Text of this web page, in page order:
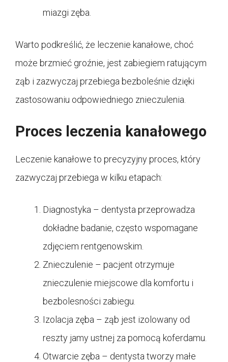
miazgi zęba.
Warto podkreślić, że leczenie kanałowe, choć
może brzmieć groźnie, jest zabiegiem ratującym
ząb i zazwyczaj przebiega bezboleśnie dzięki
zastosowaniu odpowiedniego znieczulenia.
Proces leczenia kanałowego
Leczenie kanałowe to precyzyjny proces, który
zazwyczaj przebiega w kilku etapach:
Diagnostyka – dentysta przeprowadza
dokładne badanie, często wspomagane
zdjęciem rentgenowskim.
Znieczulenie – pacjent otrzymuje
znieczulenie miejscowe dla komfortu i
bezbolesności zabiegu.
Izolacja zęba – ząb jest izolowany od
reszty jamy ustnej za pomocą koferdamu.
Otwarcie zęba – dentysta tworzy małe